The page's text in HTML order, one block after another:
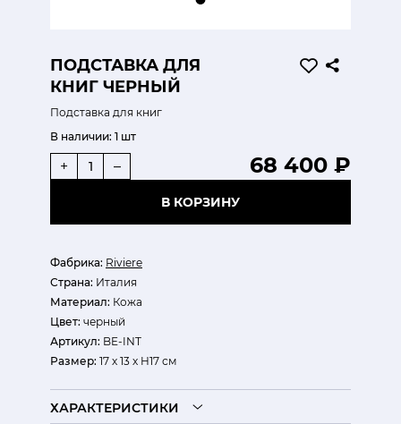
ПОДСТАВКА ДЛЯ
КНИГ ЧЕРНЫЙ
Подставка для книг
Фабрика: Riviere
Страна: Италия
Материал: Кожа
Цвет: черный
Артикул: BE-INT
Размер: 17 х 13 х H17 см
В наличии: 1 шт
68 400 ₽
+ –
В КОРЗИНУ
ХАРАКТЕРИСТИКИ